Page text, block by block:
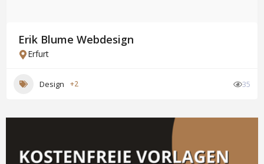
Erik Blume Webdesign
Erfurt
Design +2 35